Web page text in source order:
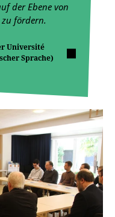
der Ebene von
fördern.
Université
Sprache)